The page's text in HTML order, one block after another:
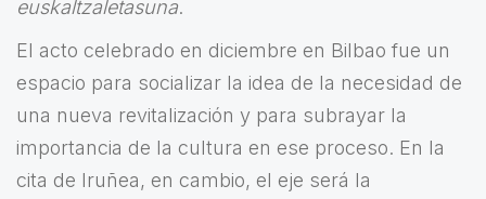
euskaltzaletasuna.
El acto celebrado en diciembre en Bilbao fue un
espacio para socializar la idea de la necesidad de
una nueva revitalización y para subrayar la
importancia de la cultura en ese proceso. En la
cita de Iruñea, en cambio, el eje será la